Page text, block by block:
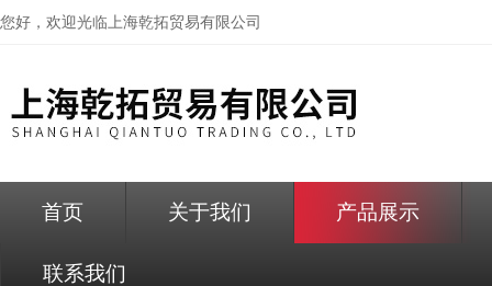
您好，欢迎光临上海乾拓贸易有限公司
首页 关于我们 产品展示
联系我们